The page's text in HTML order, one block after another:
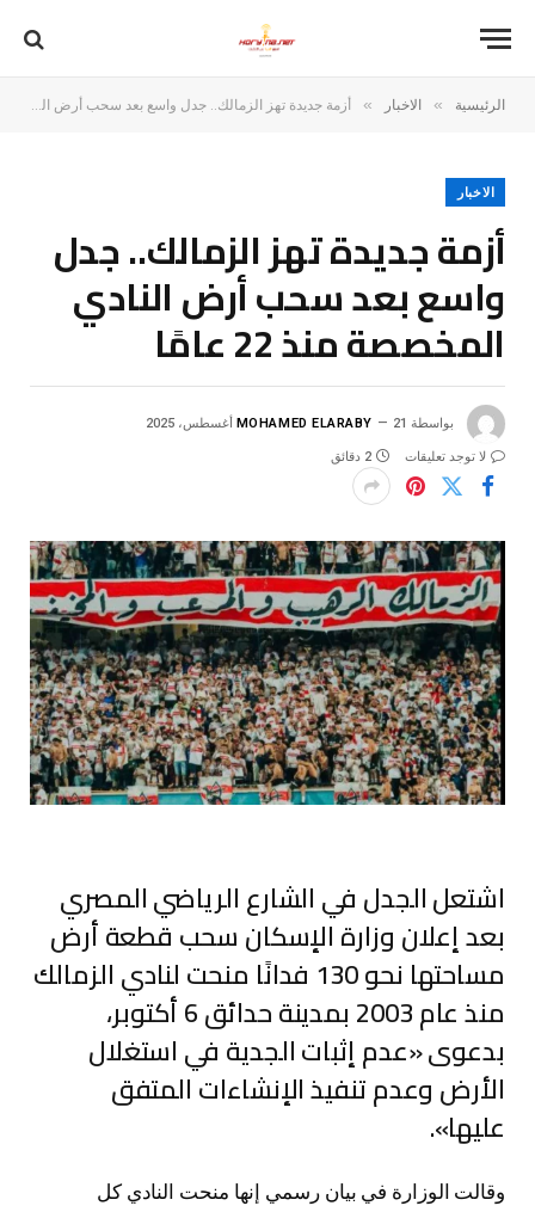
الرئيسية » الاخبار » أزمة جديدة تهز الزمالك.. جدل واسع بعد سحب أرض النادي المخصصة منذ 22 عامًا
الاخبار
أزمة جديدة تهز الزمالك.. جدل
واسع بعد سحب أرض النادي
المخصصة منذ 22 عامًا
بواسطة MOHAMED ELARABY 21 أغسطس، 2025
لا توجد تعليقات 2 دقائق
اشتعل الجدل في الشارع الرياضي المصري
بعد إعلان وزارة الإسكان سحب قطعة أرض
مساحتها نحو 130 فدانًا منحت لنادي الزمالك
منذ عام 2003 بمدينة حدائق 6 أكتوبر،
بدعوى «عدم إثبات الجدية في استغلال
الأرض وعدم تنفيذ الإنشاءات المتفق
عليها».
وقالت الوزارة في بيان رسمي إنها منحت النادي كل